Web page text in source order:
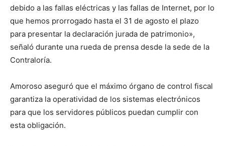
debido a las fallas eléctricas y las fallas de Internet, por lo
que hemos prorrogado hasta el 31 de agosto el plazo
para presentar la declaración jurada de patrimonio»,
señaló durante una rueda de prensa desde la sede de la
Contraloría.
Amoroso aseguró que el máximo órgano de control fiscal
garantiza la operatividad de los sistemas electrónicos
para que los servidores públicos puedan cumplir con
esta obligación.